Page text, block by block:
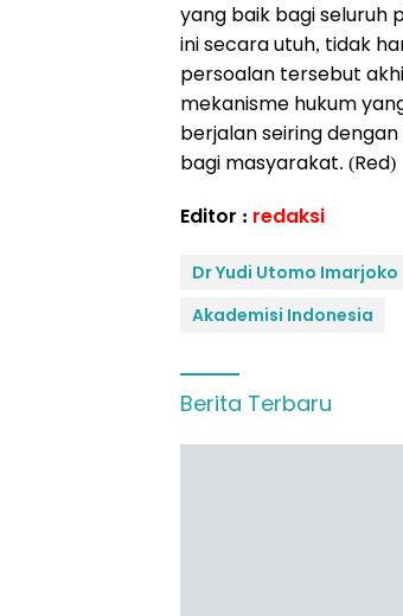
yang baik bagi seluruh
ini secara utuh, tidak
persoalan tersebut
mekanisme hukum
berjalan seiring
bagi masyarakat. (Red)
Editor : redaksi
Dr Yudi Utomo Imarjoko
Akademisi Indonesia
Berita Terbaru